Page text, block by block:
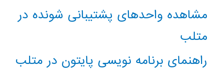
مشاهده واحدهای پشتیبانی شونده در
متلب
راهنمای برنامه نویسی پایتون در متلب